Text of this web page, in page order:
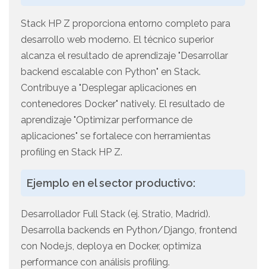
Stack HP Z proporciona entorno completo para
desarrollo web moderno. El técnico superior
alcanza el resultado de aprendizaje "Desarrollar
backend escalable con Python" en Stack.
Contribuye a "Desplegar aplicaciones en
contenedores Docker" natively. El resultado de
aprendizaje "Optimizar performance de
aplicaciones" se fortalece con herramientas
profiling en Stack HP Z.
Ejemplo en el sector productivo:
Desarrollador Full Stack (ej. Stratio, Madrid).
Desarrolla backends en Python/Django, frontend
con Node.js, deploya en Docker, optimiza
performance con análisis profiling.